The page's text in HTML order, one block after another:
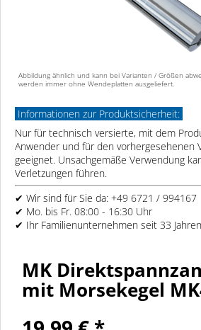
Abbildung ähnlich und kann bei Varianten / Größen
werden immer ohne Wendeplatten ausgeliefert.
Informationen zur Produktsicherheit:
Nur für technisch versierte, mit dem
Anwender und für den vorhergesehenen
geeignet. Unsachgemäße Verwendung
Verletzungen führen.
✔ Wir sind für Sie da: +49 6721 / 994167
✔ Mo. bis Fr. 08:00 - 16:30 Uhr
✔ Ihr Familienunternehmen seit 33 Jahren
MK
mit Morsekegel